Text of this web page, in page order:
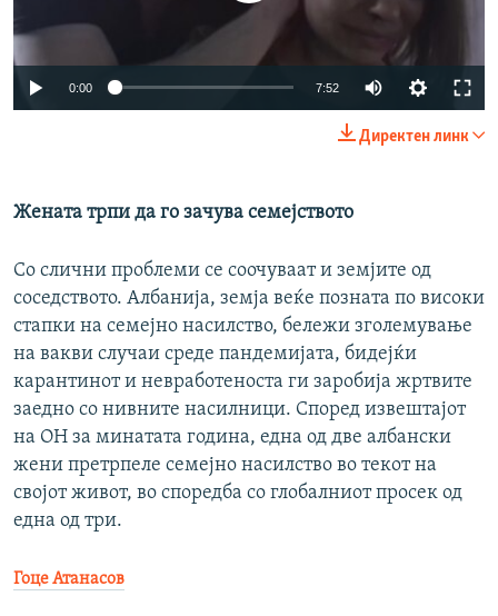
0:00 7:52
1080p
Директен линк
Жената трпи да го зачува семејството
Со слични проблеми се соочуваат и земјите од
соседството. Албанија, земја веќе позната по високи
стапки на семејно насилство, бележи зголемување
на вакви случаи среде пандемијата, бидејќи
карантинот и невработеноста ги заробија жртвите
заедно со нивните насилници. Според извештајот
на ОН за минатата година, една од две албански
жени претрпеле семејно насилство во текот на
својот живот, во споредба со глобалниот просек од
една од три.
Гоце Атанасов